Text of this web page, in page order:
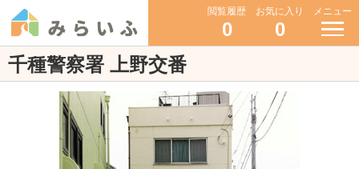
閲覧履歴
0
お気に入り
0
メニュー
千種警察署 上野交番